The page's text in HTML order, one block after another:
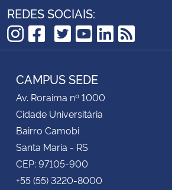
REDES SOCIAIS:
Instagram
Facebook
TikTok
Twitter
YouTube
LinkedIn
RSS
CAMPUS SEDE
Av. Roraima nº 1000
Cidade Universitária
Bairro Camobi
Santa Maria - RS
CEP: 97105-900
+55 (55) 3220-8000